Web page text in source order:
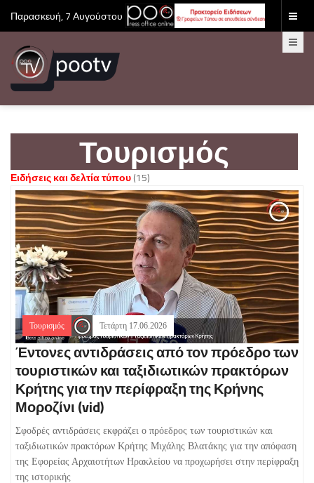
Παρασκευή, 7 Αυγούστου 2026
Τουρισμός
Ειδήσεις και δελτία τύπου(15)
Τουρισμός Τετάρτη 17.06.2026
Έντονες αντιδράσεις από τον πρόεδρο των
τουριστικών και ταξιδιωτικών πρακτόρων
Κρήτης για την περίφραξη της Κρήνης
Μοροζίνι (vid)
Σφοδρές αντιδράσεις εκφράζει ο πρόεδρος των τουριστικών και
ταξιδιωτικών πρακτόρων Κρήτης Μιχάλης Βλατάκης για την απόφαση
της Εφορείας Αρχαιοτήτων Ηρακλείου να προχωρήσει στην περίφραξη
της ιστορικής